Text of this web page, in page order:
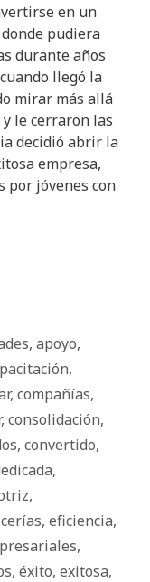
en un
pudiera
durante años
llegó la
mirar más allá
le cerraron las
decidió abrir la
empresa,
por jóvenes con
, apoyo,
,
, compañías,
, consolidación,
, convertido,
,
,
, eficiencia,
,
, éxito, exitosa,